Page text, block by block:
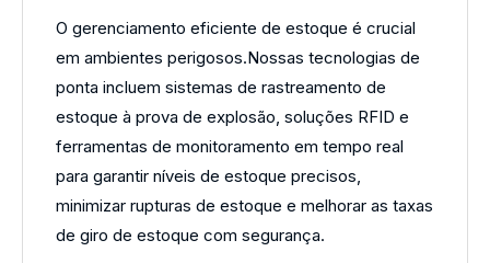
O gerenciamento eficiente de estoque é crucial
em ambientes perigosos.Nossas tecnologias de
ponta incluem sistemas de rastreamento de
estoque à prova de explosão, soluções RFID e
ferramentas de monitoramento em tempo real
para garantir níveis de estoque precisos,
minimizar rupturas de estoque e melhorar as taxas
de giro de estoque com segurança.